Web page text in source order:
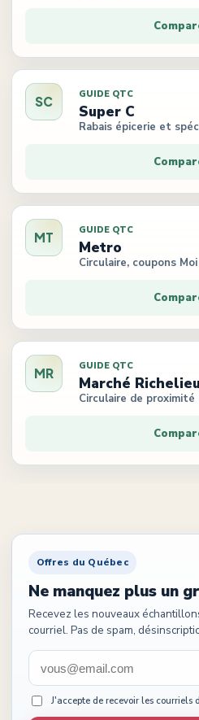
SC GUIDE QTC
Super C
Rabais épicerie et
MT GUIDE QTC
Metro
Circulaire, coupons
MR GUIDE QTC
Marché Richelieu
Circulaire de proximité
Offres du Québec
Ne manquez plus un
Recevez les nouveaux
courriel. Pas de spam,
J'accepte de recevoir les courriels